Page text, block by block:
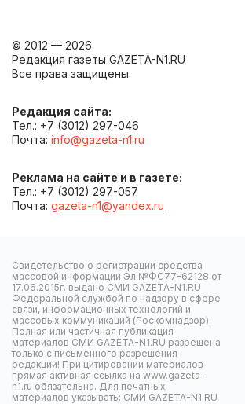
© 2012 — 2026
Редакция газеты GAZETA-N1.RU
Все права защищены.
Редакция сайта:
Тел.: +7 (3012) 297-046
Почта: info@gazeta-n1.ru
Реклама на сайте и в газете:
Тел.: +7 (3012) 297-057
Почта: gazeta-n1@yandex.ru
Свидетельство о регистрации средства
массовой информации Эл №ФС77-62128 от
17.06.2015г. выдано СМИ GAZETA-N1.RU
Федеральной службой по надзору в сфере
связи, информационных технологий и
массовых коммуникаций (Роскомнадзор).
Полная или частичная публикация
материалов СМИ GAZETA-N1.RU разрешена
только с письменного разрешения
редакции! При цитировании материалов
прямая активная ссылка на www.gazeta-
n1.ru обязательна. Для печатных
материалов указывать: СМИ GAZETA-N1.RU